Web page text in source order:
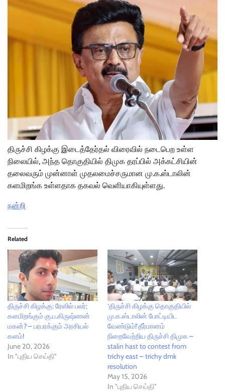
திருச்சி கிழக்கு இடைத்தேர்தல் விரைவில் நடைபெற உள்ள
நிலையில், அந்த தொகுதியில் திமுக தரப்பில் அக்கட்சியின்
தலைவரும் முன்னாள் முதலமைச்சருமான மு.க.ஸ்டாலின்
களமிறங்க உள்ளதாக தகவல் வெளியாகியுள்ளது.
நன்றி
Related
திருச்சி கிழக்கு: ரேஸில் பலர்;
களமிறங்கும் கு.ப.கிருஷ்ணன்
மகன்? – பரபரக்கும் அரசியல்
களம்!
June 20, 2026
In "புதிய செய்தி"
‘திருச்சி கிழக்கு தொகுதியில்
மு.க.ஸ்டாலின் போட்டியிட
வேண்டும்!’தீர்மானம்
நிறைவேற்றிய திருச்சி திமுக –
stalin hast to contest from
trichy east – trichy dmk
resolution
May 15, 2026
In "புதிய செய்தி"